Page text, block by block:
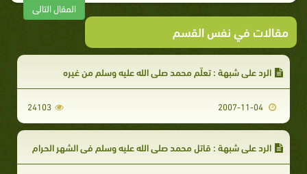
المقال التالى
مقالات في نفس القسم
الرد على شبهة : تعلّم محمد صلى الله عليه وسلم من غيره
24103
الرد على شبهة : قاتل محمد صلى الله عليه وسلم فى الشهر الحرام